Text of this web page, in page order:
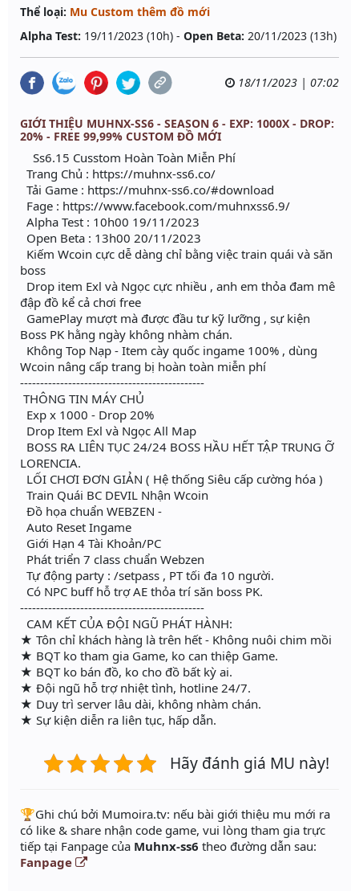
Thể loại: Mu Custom thêm đồ mới
Alpha Test: 19/11/2023 (10h) - Open Beta: 20/11/2023 (13h)
18/11/2023 | 07:02
GIỚI THIỆU MUHNX-SS6 - SEASON 6 - EXP: 1000X - DROP:
20% - FREE 99,99% CUSTOM ĐỒ MỚI
Ss6.15 Cusstom Hoàn Toàn Miễn Phí
Trang Chủ : https://muhnx-ss6.co/
Tải Game : https://muhnx-ss6.co/#download
Fage : https://www.facebook.com/muhnxss6.9/
Alpha Test : 10h00 19/11/2023
Open Beta : 13h00 20/11/2023
Kiếm Wcoin cực dễ dàng chỉ bằng việc train quái và săn
boss
Drop item Exl và Ngọc cực nhiều , anh em thỏa đam mê
đập đồ kể cả chơi free
GamePlay mượt mà được đầu tư kỹ lưỡng , sự kiện
Boss PK hằng ngày không nhàm chán.
Không Top Nạp - Item cày quốc ingame 100% , dùng
Wcoin nâng cấp trang bị hoàn toàn miễn phí
----------------------------------------------
THÔNG TIN MÁY CHỦ
Exp x 1000 - Drop 20%
Drop Item Exl và Ngọc All Map
BOSS RA LIÊN TỤC 24/24 BOSS HẦU HẾT TẬP TRUNG Ỡ
LORENCIA.
LỐI CHƠI ĐƠN GIẢN ( Hệ thống Siêu cấp cường hóa )
Train Quái BC DEVIL Nhận Wcoin
Đồ họa chuẩn WEBZEN -
Auto Reset Ingame
Giới Hạn 4 Tài Khoản/PC
Phát triển 7 class chuẩn Webzen
Tự động party : /setpass , PT tối đa 10 người.
Có NPC buff hỗ trợ AE thỏa trí săn boss PK.
----------------------------------------------
CAM KẾT CỦA ĐỘI NGŨ PHÁT HÀNH:
★ Tôn chỉ khách hàng là trên hết - Không nuôi chim mồi
★ BQT ko tham gia Game, ko can thiệp Game.
★ BQT ko bán đồ, ko cho đồ bất kỳ ai.
★ Đội ngũ hỗ trợ nhiệt tình, hotline 24/7.
★ Duy trì server lâu dài, không nhàm chán.
★ Sự kiện diễn ra liên tục, hấp dẫn.
Hãy đánh giá MU này!
️🏆Ghi chú bởi Mumoira.tv: nếu bài giới thiệu mu mới ra
có like & share nhận code game, vui lòng tham gia trực
tiếp tại Fanpage của Muhnx-ss6 theo đường dẫn sau:
Fanpage